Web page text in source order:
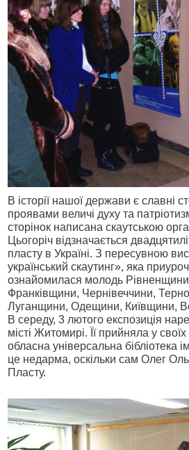
В історії нашої держави є славні
проявами величі духу та
сторінок написана скаутською
Цьогоріч відзначається
пласту в Україні. З пересувною
український скаутинг», яка
ознайомилася молодь
Франківщини, Чернівеччини,
Луганщини, Одещини, Київщини,
В середу, 3 лютого експозиція
місті Житомирі. Її прийняла у
обласна універсальна бібліотека
це недарма, оскільки сам Олег
Пласту.